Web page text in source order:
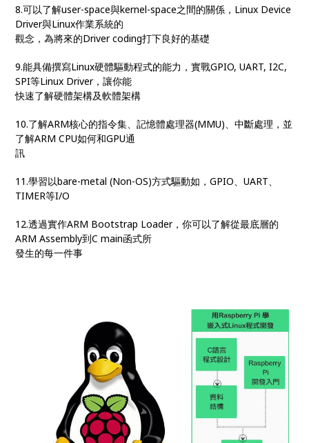
8.可以了解user-space與kernel-space之間的關係，Linux Device
Driver與Linux作業系統的
觀念，為將來的Driver coding打下良好的基礎
9.能具備撰寫Linux硬體驅動程式的能力，實戰GPIO, UART, I2C,
SPI等Linux Driver，讓你能
快速了解硬體架構及軟體架構
10.了解ARM核心的指令集、記憶體處理器(MMU)、中斷處理，並
了解ARM CPU如何和GPU通
訊
11.學習以bare-metal (Non-OS)方式驅動如，GPIO、UART、
TIMER等I/O
12.透過實作ARM Bootstrap Loader，你可以了解從最底層的
ARM Assembly到C main函式所
發生的每一件事